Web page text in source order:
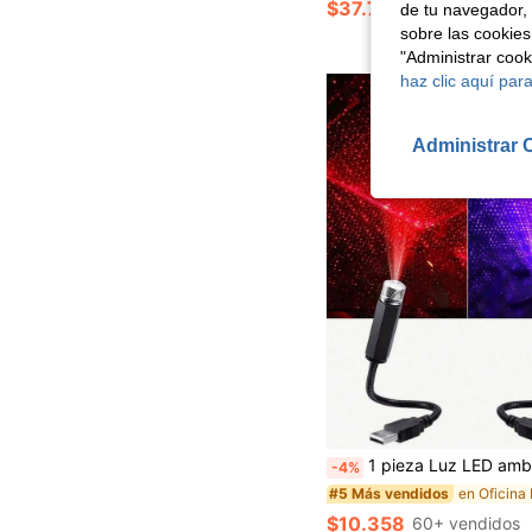
$37.791
-4% 1 pieza Luz LED ambiental USB, lámpara de decoración interior ajustable, luz de techo,
#5 Más vendidos
$10.358 60+ vendidos
de tu
sobre las
"Administrar
haz clic aquí
Administrar